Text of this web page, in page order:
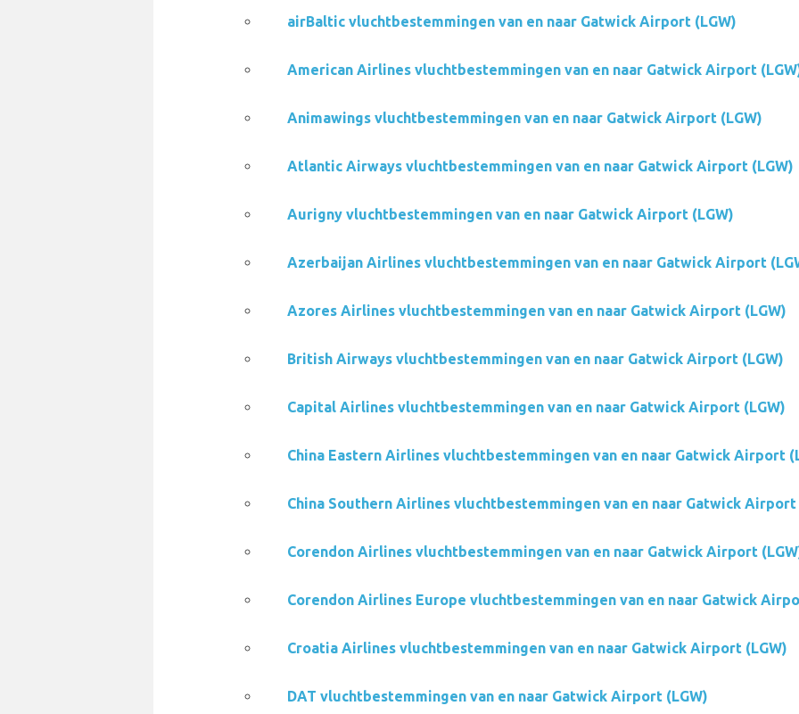
airBaltic vluchtbestemmingen van en naar Gatwick Airport (LGW)
American Airlines vluchtbestemmingen van en naar Gatwick Airport
Animawings vluchtbestemmingen van en naar Gatwick Airport (LGW)
Atlantic Airways vluchtbestemmingen van en naar Gatwick Airport (LGW)
Aurigny vluchtbestemmingen van en naar Gatwick Airport (LGW)
Azerbaijan Airlines vluchtbestemmingen van en naar Gatwick Airport
Azores Airlines vluchtbestemmingen van en naar Gatwick Airport (LGW)
British Airways vluchtbestemmingen van en naar Gatwick Airport (LGW)
Capital Airlines vluchtbestemmingen van en naar Gatwick Airport (LGW)
China Eastern Airlines vluchtbestemmingen van en naar Gatwick Airport
China Southern Airlines vluchtbestemmingen van en naar Gatwick Airport
Corendon Airlines vluchtbestemmingen van en naar Gatwick Airport
Corendon Airlines Europe vluchtbestemmingen van en naar Gatwick
Croatia Airlines vluchtbestemmingen van en naar Gatwick Airport (LGW)
DAT vluchtbestemmingen van en naar Gatwick Airport (LGW)